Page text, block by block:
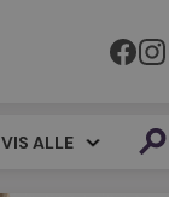
VIS ALLE